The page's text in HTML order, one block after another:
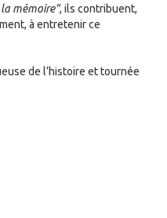
mémoire", ils contribuent,
à entretenir ce
de l’histoire et tournée